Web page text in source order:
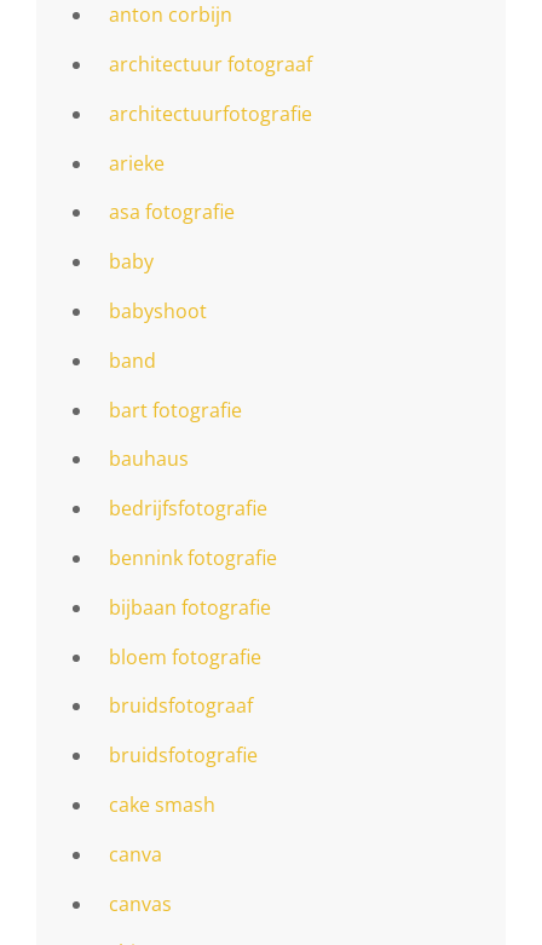
anton corbijn
architectuur fotograaf
architectuurfotografie
arieke
asa fotografie
baby
babyshoot
band
bart fotografie
bauhaus
bedrijfsfotografie
bennink fotografie
bijbaan fotografie
bloem fotografie
bruidsfotograaf
bruidsfotografie
cake smash
canva
canvas